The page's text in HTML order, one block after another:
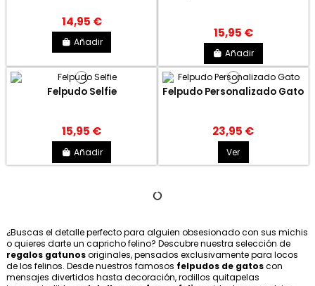
14,95 €
Añadir
15,95 €
Añadir
Felpudo Selfie
15,95 €
Añadir
Felpudo Personalizado Gato
23,95 €
Ver
¿Buscas el detalle perfecto para alguien obsesionado con sus michis
o quieres darte un capricho felino? Descubre nuestra selección de
regalos gatunosoriginales, pensados exclusivamente para locos
de los felinos. Desde nuestros famosos felpudos de gatoscon
mensajes divertidos hasta decoración, rodillos quitapelas